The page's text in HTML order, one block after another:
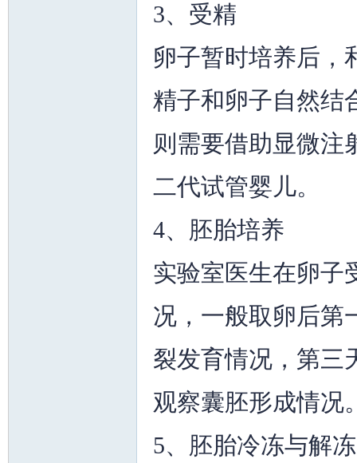
3、受精
卵子暂时培养后，
精子和卵子自然结
则需要借助显微注
二代试管婴儿。
4、胚胎培养
实验室医生在卵子
况，一般取卵后第
裂发育情况，第三
观察囊胚形成情况
5、胚胎冷冻与解冻